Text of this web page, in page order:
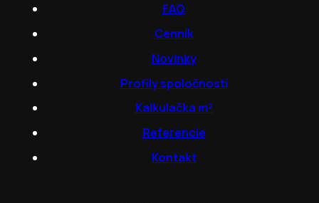
FAQ
Cenník
Novinky
Profily spoločností
Kalkulačka m²
Referencie
Kontakt